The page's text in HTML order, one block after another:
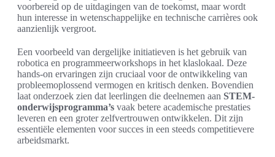
voorbereid op de uitdagingen van de toekomst, maar wordt
hun interesse in wetenschappelijke en technische carrières ook
aanzienlijk vergroot.
Een voorbeeld van dergelijke initiatieven is het gebruik van
robotica en programmeerworkshops in het klaslokaal. Deze
hands-on ervaringen zijn cruciaal voor de ontwikkeling van
probleemoplossend vermogen en kritisch denken. Bovendien
laat onderzoek zien dat leerlingen die deelnemen aan STEM-
onderwijsprogramma’s vaak betere academische prestaties
leveren en een groter zelfvertrouwen ontwikkelen. Dit zijn
essentiële elementen voor succes in een steeds competitievere
arbeidsmarkt.